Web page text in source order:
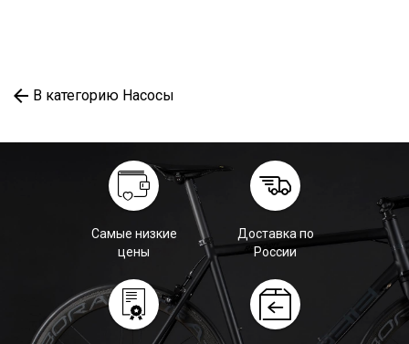
В категорию Насосы
Самые низкие
цены
Доставка по
России